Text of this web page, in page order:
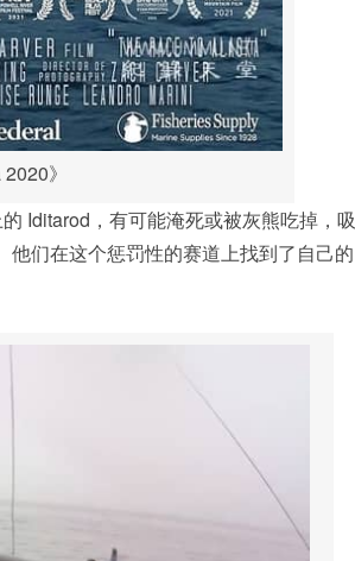
》
Iditarod，有可能淹死或被灰熊吃掉，吸
们在这个惩罚性的赛道上找到了自己的